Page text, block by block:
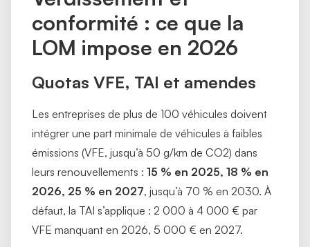
conformité : ce que la
LOM impose en 2026
Quotas VFE, TAI et amendes
Les entreprises de plus de 100 véhicules doivent
intégrer une part minimale de véhicules à faibles
émissions (VFE, jusqu’à 50 g/km de CO2) dans
leurs renouvellements : 15 % en 2025, 18 % en
2026, 25 % en 2027, jusqu’à 70 % en 2030. À
défaut, la TAI s’applique : 2 000 à 4 000 € par
VFE manquant en 2026, 5 000 € en 2027.